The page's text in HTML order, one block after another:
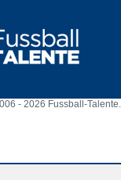
- 2026 Fussball-